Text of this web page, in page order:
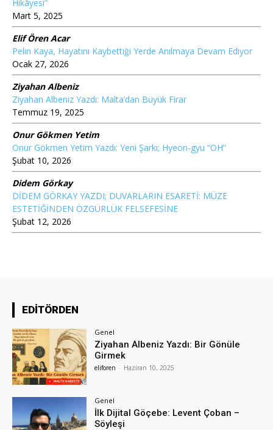
Hikâyesi”
Mart 5, 2025
Elif Ören Acar
Pelin Kaya, Hayatını Kaybettiği Yerde Anılmaya Devam Ediyor
Ocak 27, 2026
Ziyahan Albeniz
Ziyahan Albeniz Yazdı: Malta’dan Büyük Firar
Temmuz 19, 2025
Onur Gökmen Yetim
Onur Gökmen Yetim Yazdı: Yeni Şarkı; Hyeon-gyu “OH”
Şubat 10, 2026
Didem Görkay
DİDEM GÖRKAY YAZDI; DUVARLARIN ESARETİ: MÜZE
ESTETİĞİNDEN ÖZGÜRLÜK FELSEFESİNE
Şubat 12, 2026
EDİTÖRDEN
Genel
Ziyahan Albeniz Yazdı: Bir Gönüle
Girmek
eliforen - Haziran 10, 2025
Genel
İlk Dijital Göçebe: Levent Çoban –
Söyleşi